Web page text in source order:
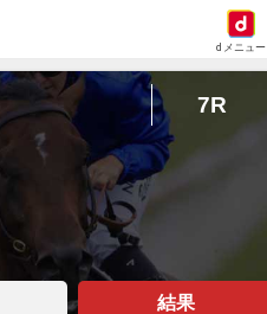
dメニュー
7R
結果